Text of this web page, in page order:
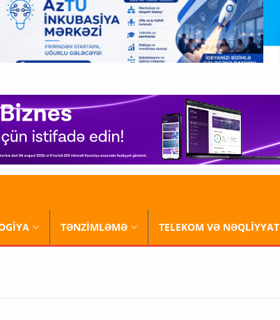
TƏNZİMLƏMƏ TELEKOM VƏ NƏQLİYYAT